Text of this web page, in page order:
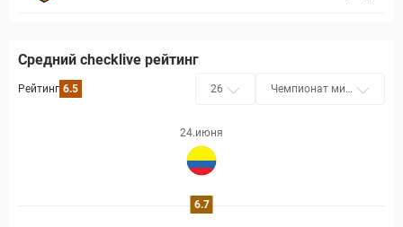
Средний checklive рейтинг
Рейтинг 6.5 26
Чемпионат мир
24.июня
6.7